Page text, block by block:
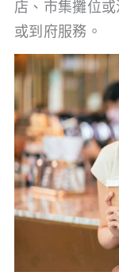
店、市集攤位
或到府服務。